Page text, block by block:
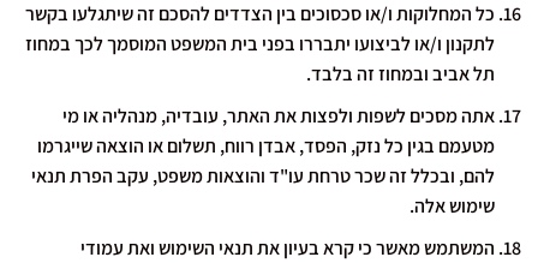
כל המחלוקות ו/או סכסוכים בין הצדדים להסכם זה שיתגלעו בקשר
לתקנון ו/או לביצועו יתבררו בפני בית המשפט המוסמך לכך במחוז
תל אביב ובמחוז זה בלבד.
אתה מסכים לשפות ולפצות את האתר, עובדיה, מנהליה או מי
מטעמם בגין כל נזק, הפסד, אבדן רווח, תשלום או הוצאה שייגרמו
להם, ובכלל זה שכר טרחת עו"ד והוצאות משפט, עקב הפרת תנאי
שימוש אלה.
המשתמש מאשר כי קרא בעיון את תנאי השימוש ואת עמודי